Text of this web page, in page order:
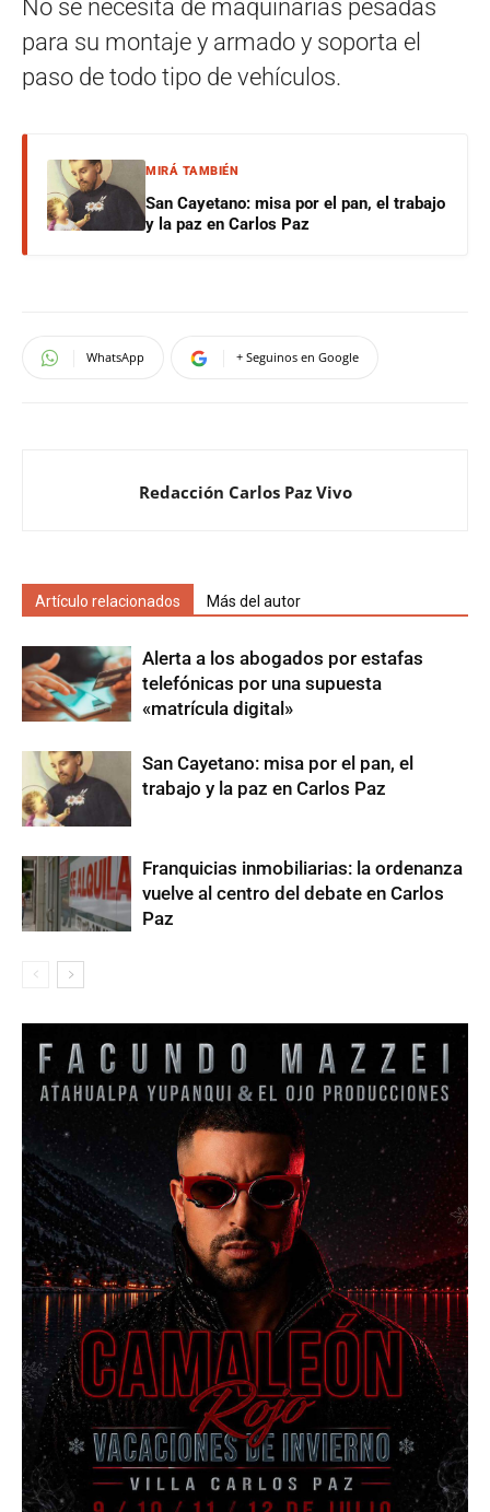
No se necesita de maquinarias pesadas
para su montaje y armado y soporta el
paso de todo tipo de vehículos.
MIRÁ TAMBIÉN
San Cayetano: misa por el pan, el trabajo
y la paz en Carlos Paz
WhatsApp + Seguinos en Google
Redacción Carlos Paz Vivo
Artículo relacionados Más del autor
Alerta a los abogados por estafas
telefónicas por una supuesta
«matrícula digital»
San Cayetano: misa por el pan, el
trabajo y la paz en Carlos Paz
Franquicias inmobiliarias: la ordenanza
vuelve al centro del debate en Carlos
Paz